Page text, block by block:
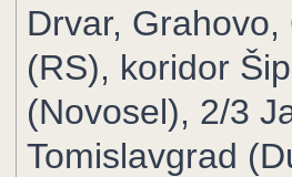
Drvar,
(RS), koridor
(Novosel), 2/3
Tomislavgrad